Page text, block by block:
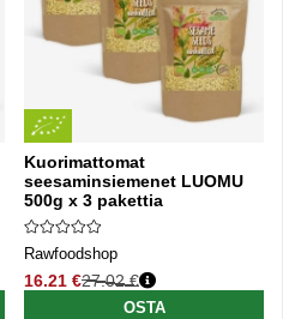
Kuorimattomat
seesaminsiemenet LUOMU
500g x 3 pakettia
Rawfoodshop
16.21 €
Normaali hinta
27.02 €
OSTA